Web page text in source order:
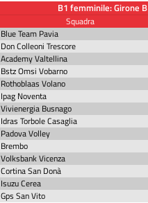
B1 femminile: Girone B
Squadra
Blue Team Pavia
Don Colleoni Trescore
Academy Valtellina
Bstz Omsi Vobarno
Rothoblaas Volano
Ipag Noventa
Vivienergia Busnago
Idras Torbole Casaglia
Padova Volley
Brembo
Volksbank Vicenza
Cortina San Donà
Isuzu Cerea
Gps San Vito